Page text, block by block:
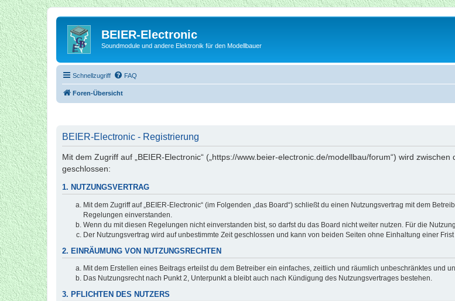
BEIER-Electronic
Soundmodule und andere Elektronik für den Modellbauer
Schnellzugriff FAQ
Foren-Übersicht
BEIER-Electronic - Registrierung
Mit dem Zugriff auf „BEIER-Electronic“ („https://www.beier-electronic.de/modellbau/forum“) wird
geschlossen:
1. NUTZUNGSVERTRAG
Mit dem Zugriff auf „BEIER-Electronic“ (im Folgenden „das Board“) schließt du einen Nutzungsvertrag mit dem
Regelungen einverstanden.
Wenn du mit diesen Regelungen nicht einverstanden bist, so darfst du das Board nicht weiter nutzen. Für die
Der Nutzungsvertrag wird auf unbestimmte Zeit geschlossen und kann von beiden Seiten ohne Einhaltung einer
2. EINRÄUMUNG VON NUTZUNGSRECHTEN
Mit dem Erstellen eines Beitrags erteilst du dem Betreiber ein einfaches, zeitlich und räumlich unbeschränktes und
Das Nutzungsrecht nach Punkt 2, Unterpunkt a bleibt auch nach Kündigung des Nutzungsvertrages bestehen.
3. PFLICHTEN DES NUTZERS